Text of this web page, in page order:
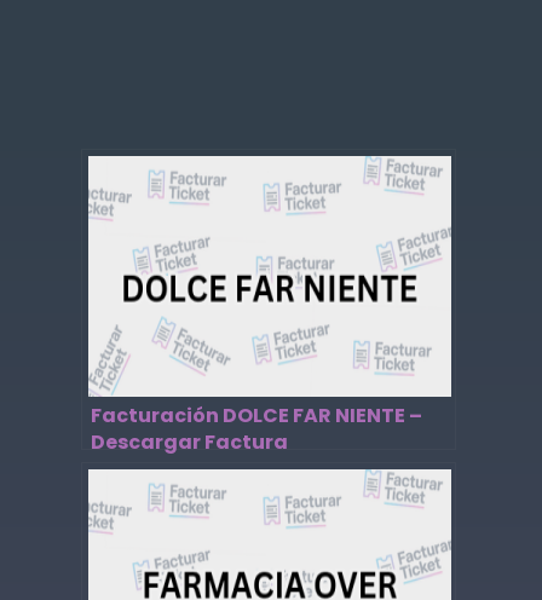
Facturación DOLCE FAR NIENTE –
Descargar Factura